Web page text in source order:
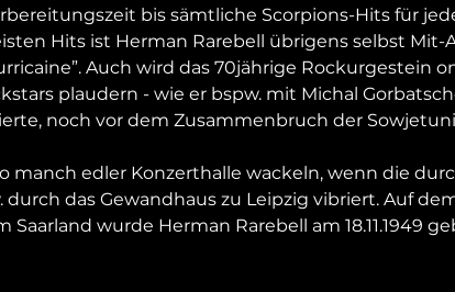
bis sämtliche Scorpions-Hits für
Hits ist Herman Rarebell übrigens selbst Mit-
Auch wird das 70jährige Rockurgestein
plaudern - wie er bspw. mit Michal
noch vor dem Zusammenbruch der
manch edler Konzerthalle wackeln, wenn die
das Gewandhaus zu Leipzig vibriert. Auf
Saarland wurde Herman Rarebell am 18.11.1949